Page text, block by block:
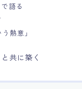
語る
熱意」
共に築く